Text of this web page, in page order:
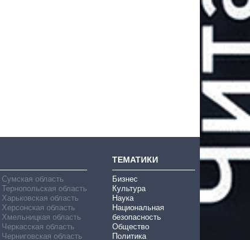
Сумская область
Тернопольская область
Харьковская область
Херсонская область
Хмельницкая область
Черкасская область
Черниговская область
ТЕМАТИКИ
Бизнес
Культура
Наука
Национальная
безопасность
Общество
Политика